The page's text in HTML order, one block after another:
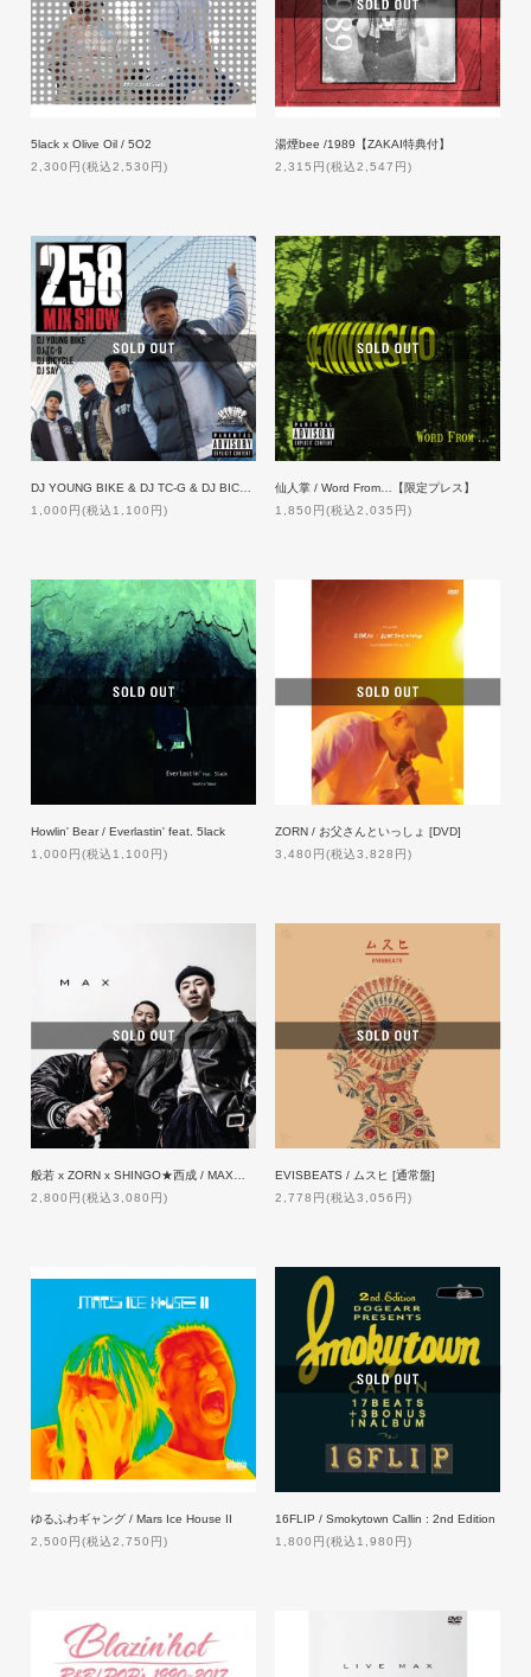
5lack x Olive Oil / 5O2
2,300円(税込2,530円)
湯煙bee /1989【ZAKAI特典付】
2,315円(税込2,547円)
1,000円(税込1,100円)
仙人掌 / Word From…【限定プレス】
1,850円(税込2,035円)
Howlin' Bear / Everlastin' feat. 5lack
1,000円(税込1,100円)
ZORN / お父さんといっしょ [DVD]
3,480円(税込3,828円)
2,800円(税込3,080円)
EVISBEATS / ムスヒ [通常盤]
2,778円(税込3,056円)
ゆるふわギャング / Mars Ice House II
2,500円(税込2,750円)
16FLIP / Smokytown Callin : 2nd Edition
1,800円(税込1,980円)